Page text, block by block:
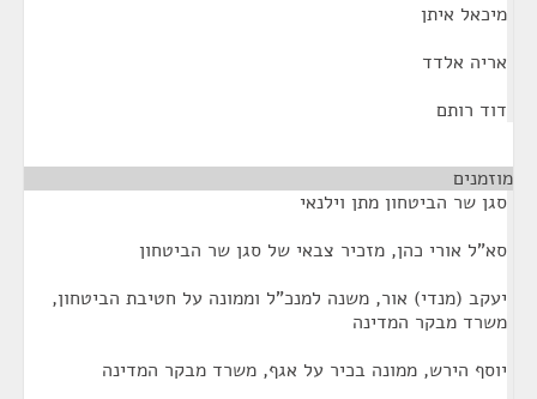
מיכאל איתן
אריה אלדד
דוד רותם
מוזמנים
סגן שר הביטחון מתן וילנאי
סא"ל אורי כהן, מזכיר צבאי של סגן שר הביטחון
יעקב (מנדי) אור, משנה למנכ"ל וממונה על חטיבת הביטחון,
משרד מבקר המדינה
יוסף הירש, ממונה בכיר על אגף, משרד מבקר המדינה